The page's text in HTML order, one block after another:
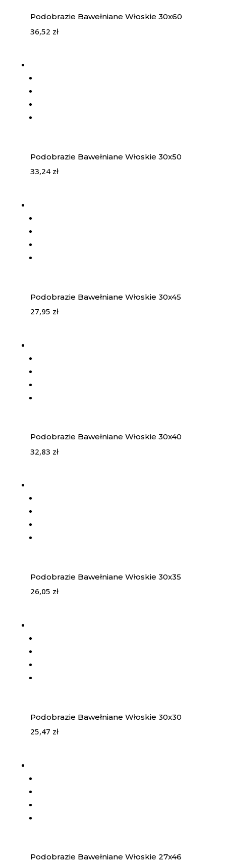
Podobrazie Bawełniane Włoskie 30x60
36,52 zł
Podobrazie Bawełniane Włoskie 30x50
33,24 zł
Podobrazie Bawełniane Włoskie 30x45
27,95 zł
Podobrazie Bawełniane Włoskie 30x40
32,83 zł
Podobrazie Bawełniane Włoskie 30x35
26,05 zł
Podobrazie Bawełniane Włoskie 30x30
25,47 zł
Podobrazie Bawełniane Włoskie 27x46